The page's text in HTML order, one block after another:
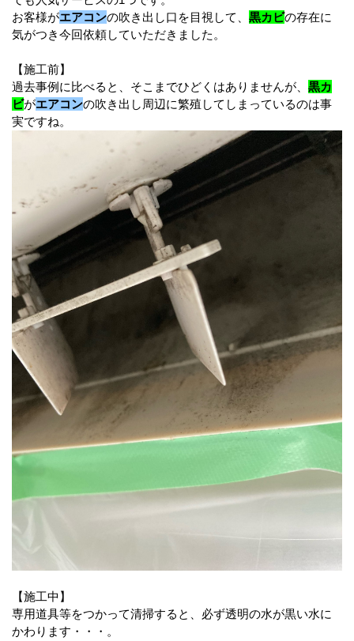
お客様がエアコンの吹き出し口を目視して、 黒カビの存在に
気がつき今回依頼していただきました。
【施工前】
過去事例に比べると、そこまでひどくはありませんが、 黒カ
ビがエアコンの吹き出し周辺に繁殖してしまっているのは事
実ですね。
【施工中】
専用道具等をつかって清掃すると、必ず透明の水が黒い水に
かわります・・・。